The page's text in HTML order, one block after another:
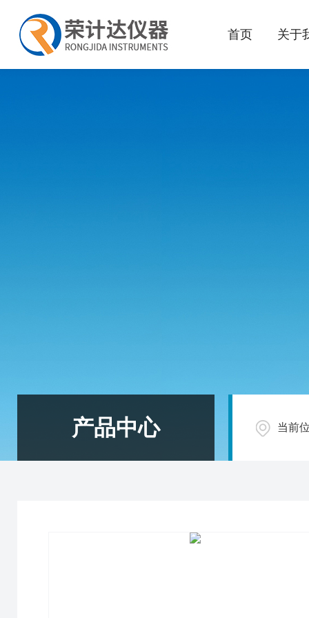
首页 关于
产品中心 当前